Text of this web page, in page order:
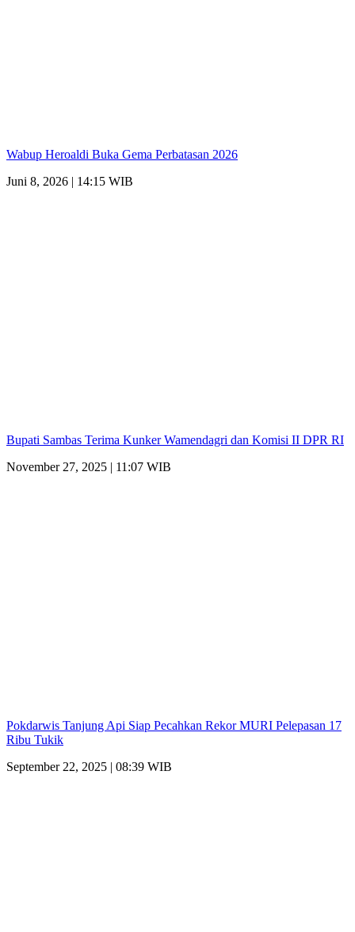
Wabup Heroaldi Buka Gema Perbatasan 2026
Juni 8, 2026 | 14:15 WIB
Bupati Sambas Terima Kunker Wamendagri dan Komisi II DPR RI
November 27, 2025 | 11:07 WIB
Pokdarwis Tanjung Api Siap Pecahkan Rekor MURI Pelepasan 17
Ribu Tukik
September 22, 2025 | 08:39 WIB